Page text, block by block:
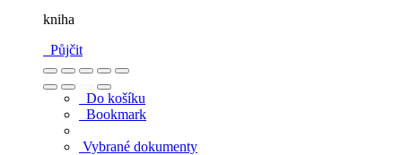
kniha
Půjčit
Do košíku
Bookmark
Vybrané dokumenty